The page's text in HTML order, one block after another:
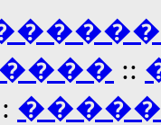
������;
::